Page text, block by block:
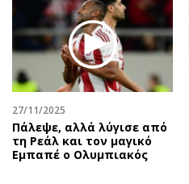
27/11/2025
Πάλεψε, αλλά λύγισε από
τη Ρεάλ και τον μαγικό
Εμπαπέ ο Ολυμπιακός